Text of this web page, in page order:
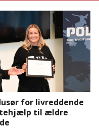
for livreddende
til ældre